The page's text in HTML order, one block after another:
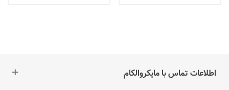
اطلاعات تماس با مایکروالکام